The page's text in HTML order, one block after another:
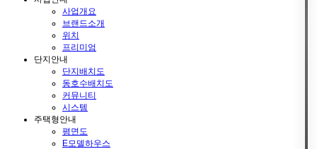
사업개요
브랜드소개
위치
프리미엄
단지안내
단지배치도
동호수배치도
커뮤니티
시스템
주택형안내
평면도
E모델하우스